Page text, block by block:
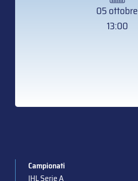
05 ottobre
13:00
Campionati
IHL Serie A